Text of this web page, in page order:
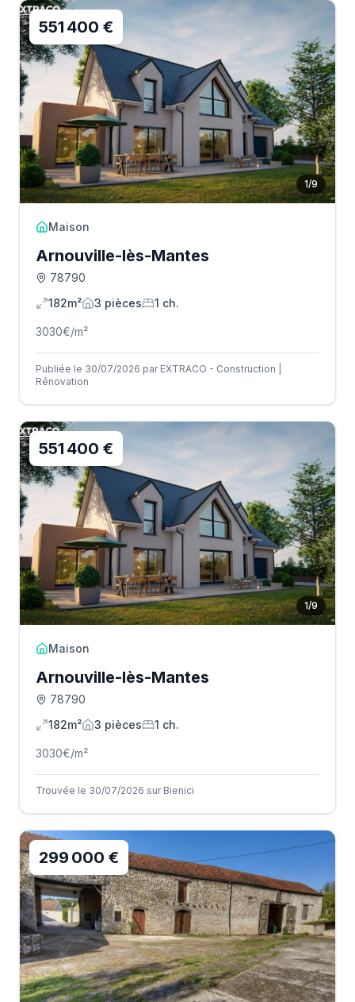
1/9
551 400 €
Maison
Arnouville-lès-Mantes
78790
182m²
3 pièces 1 ch.
3030€/m²
Publiée le 30/07/2026 par EXTRACO - Construction |
Rénovation
1/9
551 400 €
Maison
Arnouville-lès-Mantes
78790
182m²
3 pièces 1 ch.
3030€/m²
Trouvée le 30/07/2026 sur Bienici
299 000 €